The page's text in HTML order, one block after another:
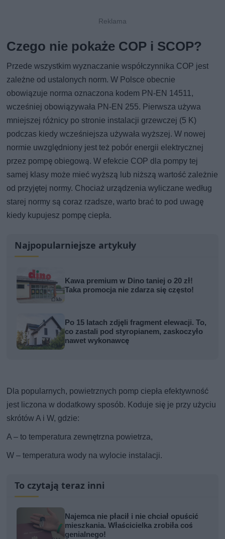
Czego nie pokaże COP i SCOP?
Przede wszystkim wyznaczanie współczynnika COP jest
zależne od ustalonych norm. W Polsce obecnie
obowiązuje norma oznaczona kodem PN-EN 14511,
wcześniej obowiązywała PN-EN 255. Pierwsza używa
mniejszej różnicy po stronie instalacji grzewczej (5 K)
podczas kiedy wcześniejsza używała wyższej. W nowej
normie uwzględniony jest też pobór energii elektrycznej
przez pompę obiegową. W efekcie COP dla pompy tej
samej klasy może mieć wyższą lub niższą wartość zależnie
od przyjętej normy. Chociaż urządzenia wyliczane według
starej normy są coraz rzadsze, warto brać to pod uwagę
kiedy kupujesz pompę ciepła.
Najpopularniejsze artykuły
Kawa premium w Dino taniej o 20 zł!
Taka promocja nie zdarza się często!
Po 15 latach zdjęli fragment elewacji. To,
co zastali pod styropianem, zaskoczyło
nawet wykonawcę
Dla popularnych, powietrznych pomp ciepła efektywność
jest liczona w dodatkowy sposób. Koduje się je przy użyciu
skrótów A i W, gdzie:
A – to temperatura zewnętrzna powietrza,
W – temperatura wody na wylocie instalacji.
To czytają teraz inni
Najemca nie płacił i nie chciał opuścić
mieszkania. Właścicielka zrobiła coś
genialnego!